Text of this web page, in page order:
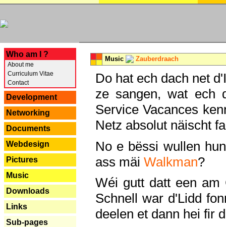
Who am I ?
About me
Curriculum Vitae
Contact
Development
Networking
Documents
Webdesign
Pictures
Music
Downloads
Links
Sub-pages
Music Zauberdraach
Do hat ech dach net
ze sangen, wat ech
Service Vacances
Netz absolut näischt
No e bëssi wullen
ass mäi Walkman?
Wéi gutt datt een am
Schnell war d'Lidd
deelen et dann hei fir